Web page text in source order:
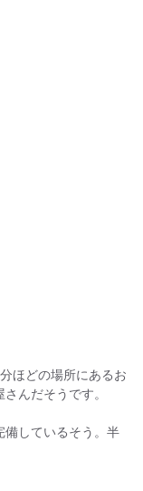
ほどの場所にあるお
んだそうです。
備しているそう。半